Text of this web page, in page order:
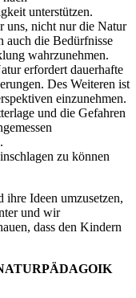
unterstützen.
uns, nicht nur die Natur
auch die Bedürfnisse
wahrzunehmen.
erfordert dauerhafte
Des Weiteren ist
einzunehmen.
und die Gefahren
zu können
Ideen umzusetzen,
und wir
dass den Kindern